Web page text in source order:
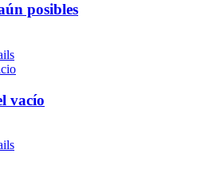
posibles
vacío